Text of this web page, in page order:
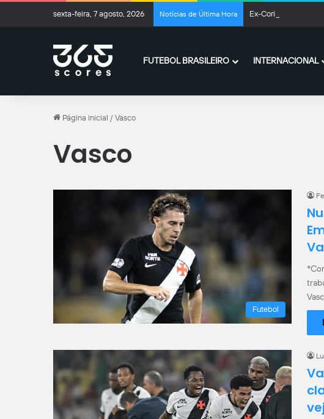
sexta-feira, 7 agosto, 2026 Notícias de Última Hora Ex-Corinthians,
FUTEBOL BRASILEIRO INTERNACIONAL
Página inicial / Vasco
Vasco
Futebol